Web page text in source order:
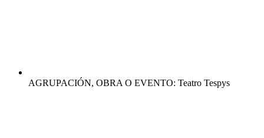
AGRUPACIÓN, OBRA O EVENTO: Teatro Tespys